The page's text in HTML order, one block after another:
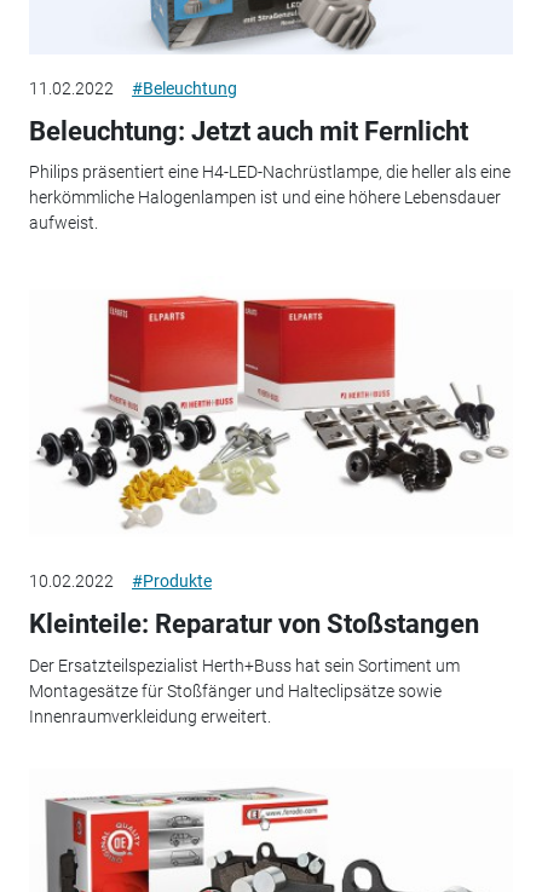
11.02.2022 #Beleuchtung
Beleuchtung: Jetzt auch mit Fernlicht
Philips präsentiert eine H4-LED-Nachrüstlampe, die heller als eine
herkömmliche Halogenlampen ist und eine höhere Lebensdauer
aufweist.
10.02.2022 #Produkte
Kleinteile: Reparatur von Stoßstangen
Der Ersatzteilspezialist Herth+Buss hat sein Sortiment um
Montagesätze für Stoßfänger und Halteclipsätze sowie
Innenraumverkleidung erweitert.